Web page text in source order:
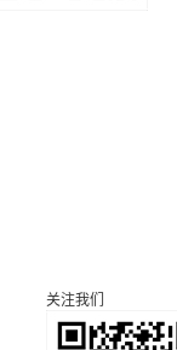
关注我们